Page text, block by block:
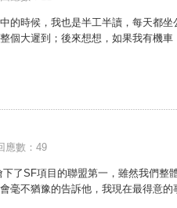
時候，我也是半工半讀，每天都坐
個大遲到；後來想想，如果我有機車
應數：49
了SF項目的聯盟第一，雖然我們整
毫不猶豫的告訴他，我現在最得意